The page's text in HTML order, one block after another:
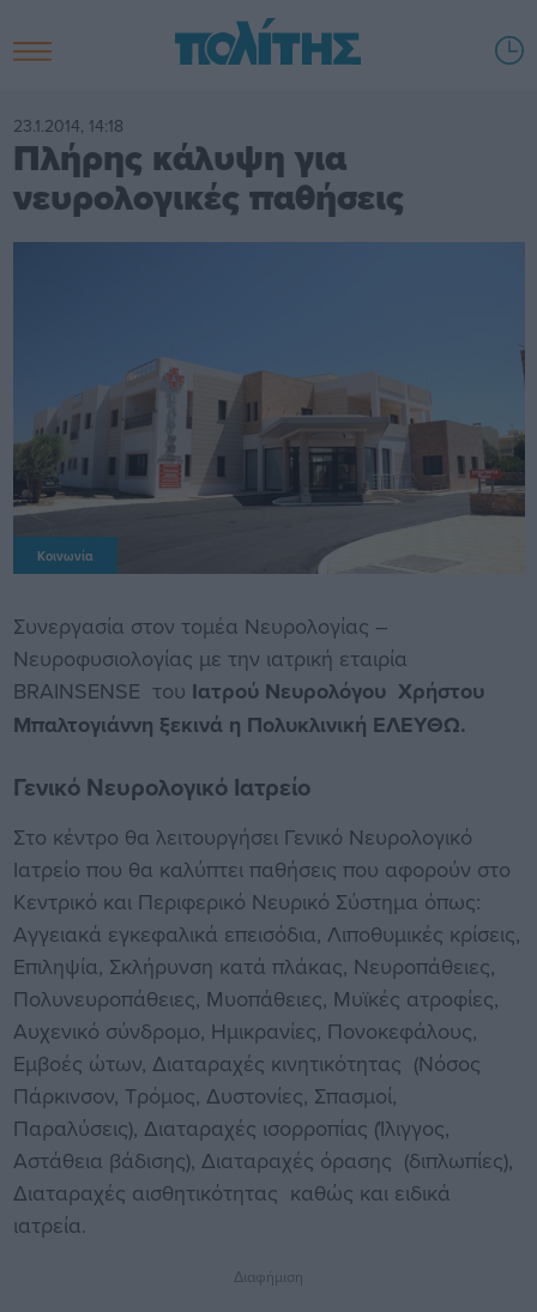
23.1.2014, 14:18
Πλήρης κάλυψη για
νευρολογικές παθήσεις
Κοινωνία
Συνεργασία στον τομέα Νευρολογίας –
Νευροφυσιολογίας με την ιατρική εταιρία
BRAINSENSE του Ιατρού Νευρολόγου Χρήστου
Μπαλτογιάννη ξεκινά η Πολυκλινική ΕΛΕΥΘΩ.
Γενικό Νευρολογικό Ιατρείο
Στο κέντρο θα λειτουργήσει Γενικό Νευρολογικό
Ιατρείο που θα καλύπτει παθήσεις που αφορούν στο
Κεντρικό και Περιφερικό Νευρικό Σύστημα όπως:
Αγγειακά εγκεφαλικά επεισόδια, Λιποθυμικές κρίσεις,
Επιληψία, Σκλήρυνση κατά πλάκας, Νευροπάθειες,
Πολυνευροπάθειες, Μυοπάθειες, Μυϊκές ατροφίες,
Αυχενικό σύνδρομο, Ημικρανίες, Πονοκεφάλους,
Εμβοές ώτων, Διαταραχές κινητικότητας (Νόσος
Πάρκινσον, Τρόμος, Δυστονίες, Σπασμοί,
Παραλύσεις), Διαταραχές ισορροπίας (Ίλιγγος,
Αστάθεια βάδισης), Διαταραχές όρασης (διπλωπίες),
Διαταραχές αισθητικότητας καθώς και ειδικά
ιατρεία.
Διαφήμιση